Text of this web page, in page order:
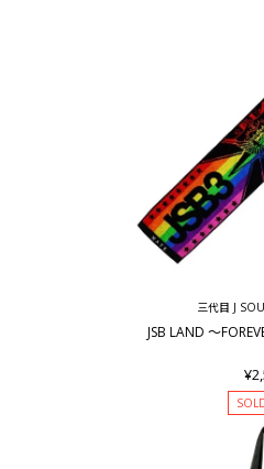
三代目 J
JSB LAND ～